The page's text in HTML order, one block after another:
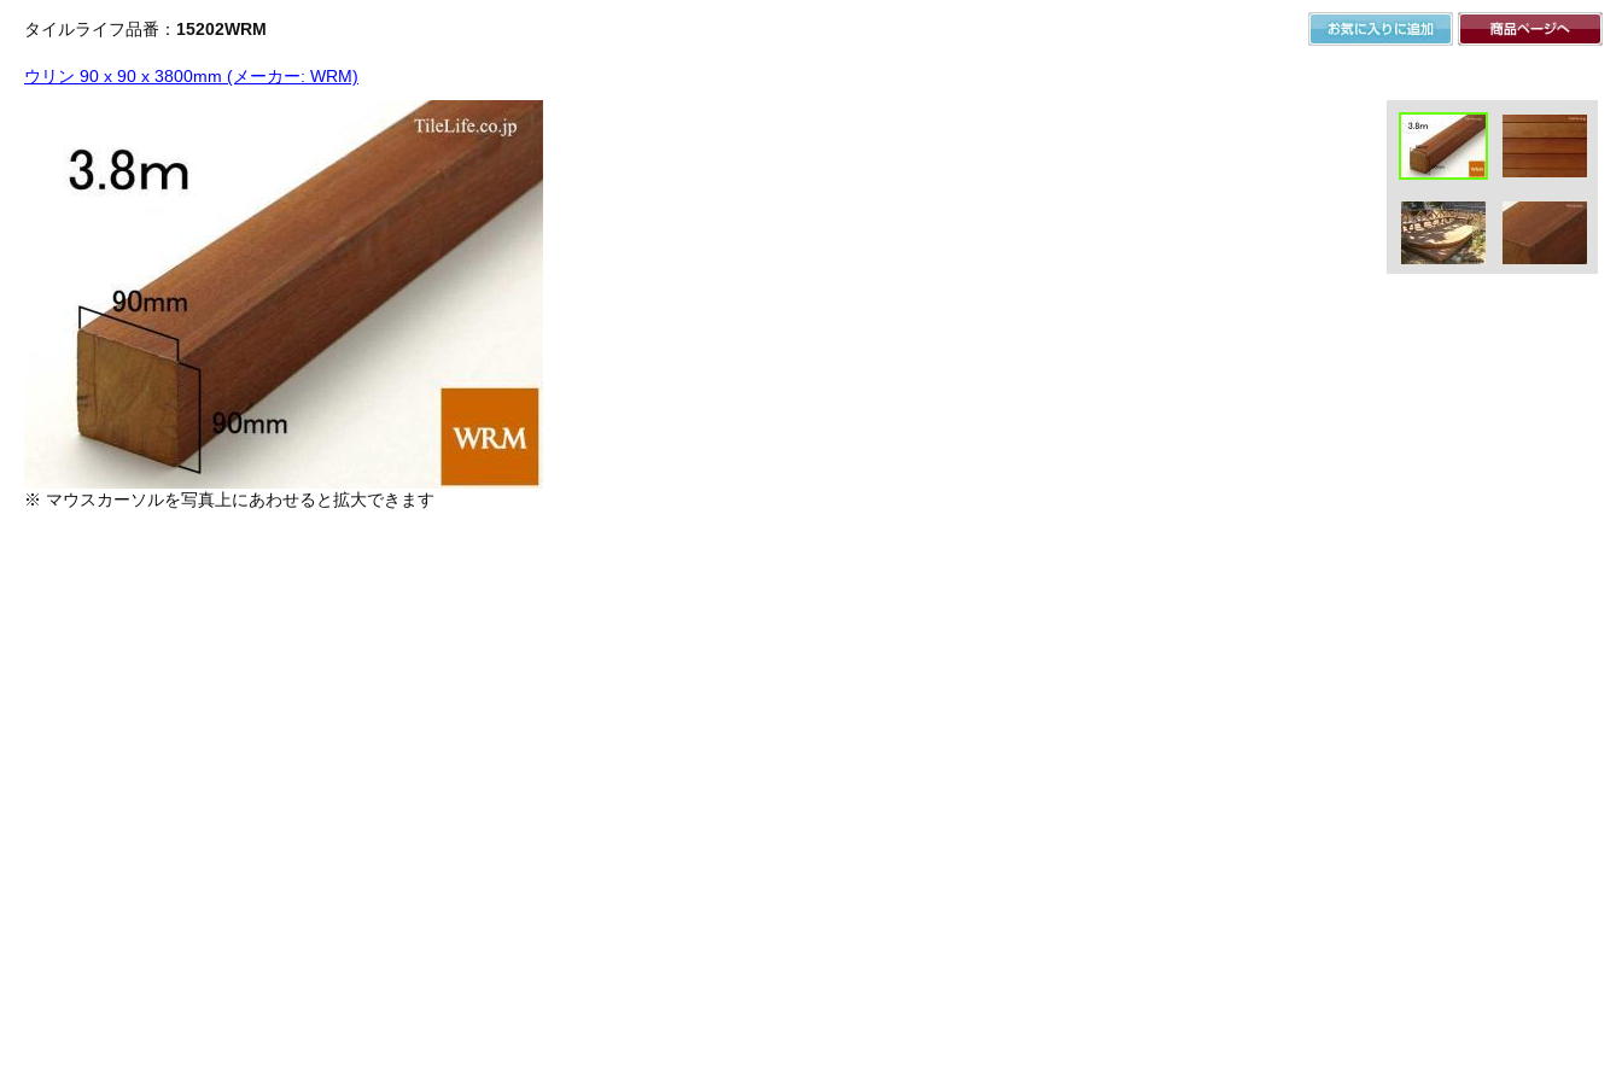
タイルライフ品番： 15202WRM
ウリン 90 x 90 x 3800mm (メーカー: WRM)
※ マウスカーソルを写真上にあわせると拡大できます